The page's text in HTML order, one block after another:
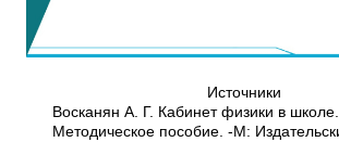
Источники
Восканян А. Г. Кабинет физики в школе.
Методическое пособие. -М: